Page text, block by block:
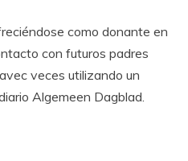
como donante en
con futuros padres
veces utilizando un
Algemeen Dagblad.